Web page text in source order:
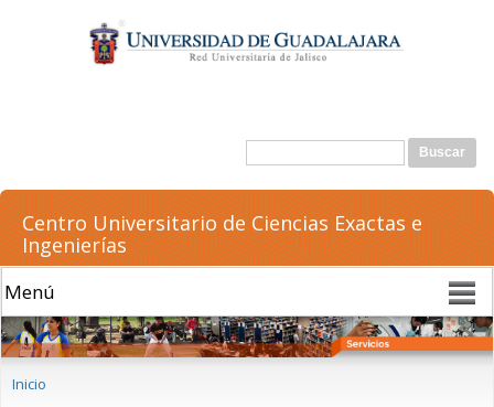
contenido
principal
Formulario de búsqueda
Buscar
Centro Universitario de Ciencias Exactas e
Ingenierías
Inicio